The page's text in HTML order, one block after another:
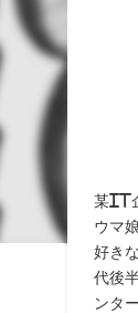
某IT
ウマ
好き
代後
ンタ